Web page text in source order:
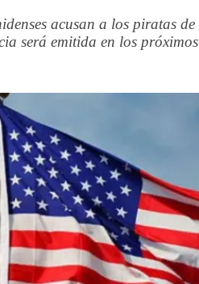
acusan a los piratas de
será emitida en los próximos